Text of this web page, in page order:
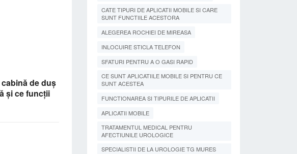
de duș
și ce funcții
CATE TIPURI DE APLICATII MOBILE SI CARE
SUNT FUNCTIILE ACESTORA
ALEGEREA ROCHIEI DE MIREASA
INLOCUIRE STICLA TELEFON
SFATURI PENTRU A O GASI RAPID
CE SUNT APLICATIILE MOBILE SI PENTRU CE
SUNT ACESTEA
FUNCTIONAREA SI TIPURILE DE APLICATII
APLICATII MOBILE
TRATAMENTUL MEDICAL PENTRU
AFECTIUNILE UROLOGICE
SPECIALISTII DE LA UROLOGIE TG MURES